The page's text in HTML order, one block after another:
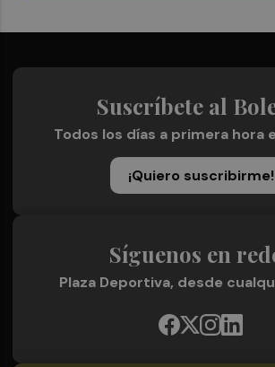
Suscríbete al
Todos los días a primera hora
¡Quiero suscribirme!
Síguenos en
Plaza Deportiva, desde